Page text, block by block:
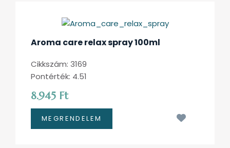
Aroma care relax spray 100ml
Cikkszám: 3169
Pontérték: 4.51
8.945 Ft